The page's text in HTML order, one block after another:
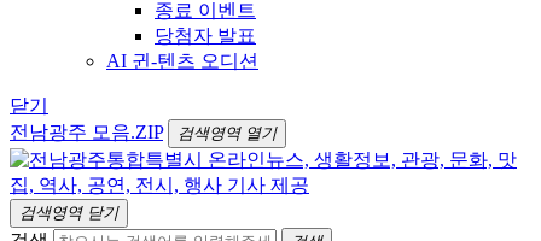
종료 이벤트
당첨자 발표
AI 귄-텐츠 오디션
닫기
전남광주 모음.ZIP
검색영역 열기
검색영역 닫기